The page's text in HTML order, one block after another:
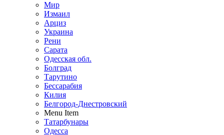
Мир
Измаил
Арциз
Украина
Рени
Сарата
Одесская обл.
Болград
Тарутино
Бессарабия
Килия
Белгород-Днестровский
Menu Item
Татарбунары
Одесса